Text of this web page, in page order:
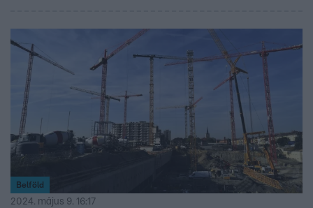
Belföld
2024. május 9. 16:17